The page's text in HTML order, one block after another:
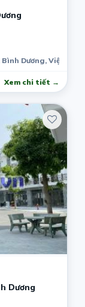
Dương, Việt Nam
Xem chi tiết →
Dương